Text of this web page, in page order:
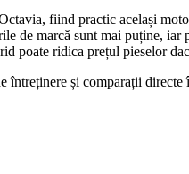
fiind practic același
de marcă sunt mai puține,
poate ridica prețul pieselor
întreținere și comparații